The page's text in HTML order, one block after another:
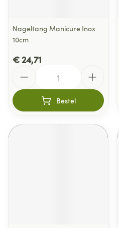
Nageltang Manicure Inox
10cm
€ 24,71
Bestel